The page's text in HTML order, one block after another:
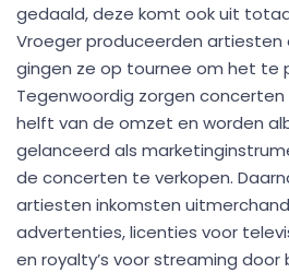
gedaald, deze komt ook uit
Vroeger produceerden artiesten
gingen ze op tournee om het te
Tegenwoordig zorgen
helft van de omzet en worden
gelanceerd als
de concerten te verkopen.
artiesten inkomsten
advertenties, licenties voor
en royalty’s voor streaming